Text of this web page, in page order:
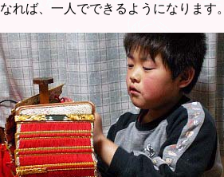
なれば、一人でできるようになります。